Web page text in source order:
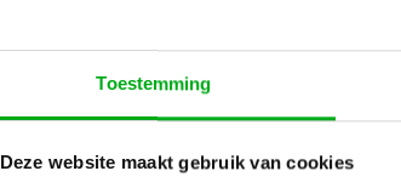
Toestemming
Deze website maakt gebruik van cookies